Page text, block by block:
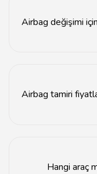
Airbag değişimi
Airbag tamiri
Hangi araç